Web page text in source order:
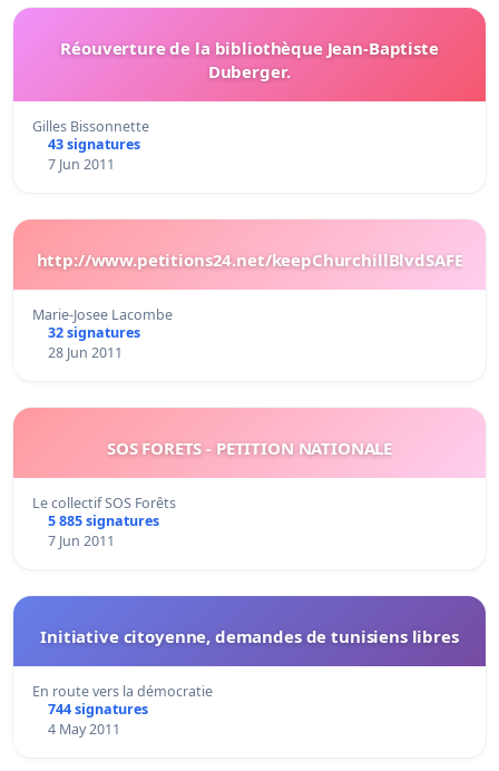
Réouverture de la bibliothèque Jean-Baptiste
Duberger.
Gilles Bissonnette
43 signatures
7 Jun 2011
http://www.petitions24.net/keepChurchillBlvdSAFE
Marie-Josee Lacombe
32 signatures
28 Jun 2011
SOS FORETS - PETITION NATIONALE
Le collectif SOS Forêts
5 885 signatures
7 Jun 2011
Initiative citoyenne, demandes de tunisiens libres
En route vers la démocratie
744 signatures
4 May 2011